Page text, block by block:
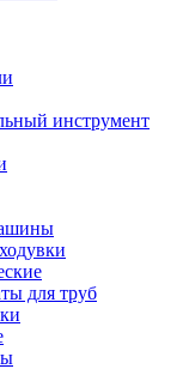
инструмент
для труб